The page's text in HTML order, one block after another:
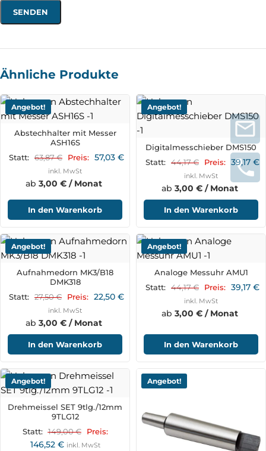
Ähnliche Produkte
Angebot!
Abstechhalter mit Messer
ASH16S
Statt: 63,87€ Preis: 57,03 €
inkl. MwSt
ab 3,00 € / Monat
In den Warenkorb
Angebot!
Digitalmesschieber DMS150
Statt: 44,17€ Preis: 39,17 €
inkl. MwSt
ab 3,00 € / Monat
In den Warenkorb
Angebot!
Aufnahmedorn MK3/B18
DMK318
Statt: 27,50€ Preis: 22,50 €
inkl. MwSt
ab 3,00 € / Monat
In den Warenkorb
Angebot!
Analoge Messuhr AMU1
Statt: 44,17€ Preis: 39,17 €
inkl. MwSt
ab 3,00 € / Monat
In den Warenkorb
Angebot!
Drehmeissel SET 9tlg./12mm
9TLG12
Statt: 149,00€ Preis:
146,52 € inkl. MwSt
Angebot!